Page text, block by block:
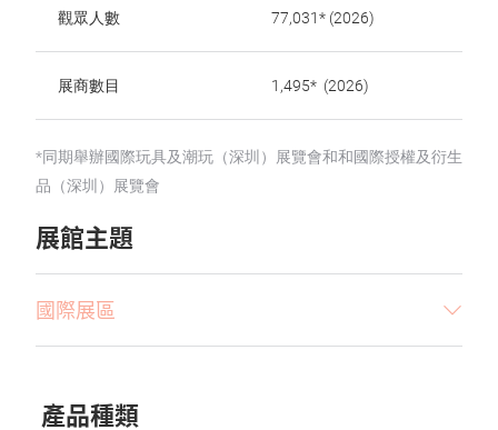
觀眾人數 77,031* (2026)
展商數目 1,495* (2026)
*同期舉辦國際玩具及潮玩（深圳）展覽會和和國際授權及衍生
品（深圳）展覽會
展館主題
國際展區
產品種類